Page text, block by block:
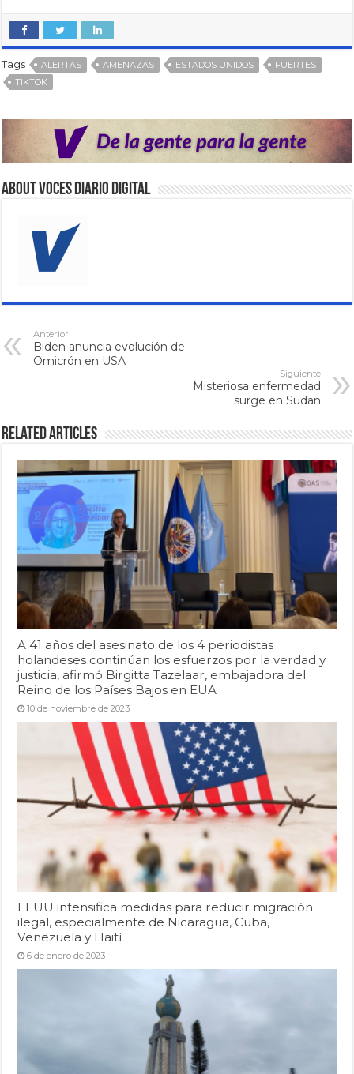
Tags ALERTAS AMENAZAS ESTADOS UNIDOS
FUERTES
TIKTOK
About VOCES Diario digital
Anterior
Biden anuncia evolución de
Omicrón en USA
Siguiente
Misteriosa enfermedad
surge en Sudan
Related Articles
A 41 años del asesinato de los 4 periodistas
holandeses continúan los esfuerzos por la verdad y
justicia, afirmó Birgitta Tazelaar, embajadora del
Reino de los Países Bajos en EUA
10 de noviembre de 2023
EEUU intensifica medidas para reducir migración
ilegal, especialmente de Nicaragua, Cuba,
Venezuela y Haití
6 de enero de 2023